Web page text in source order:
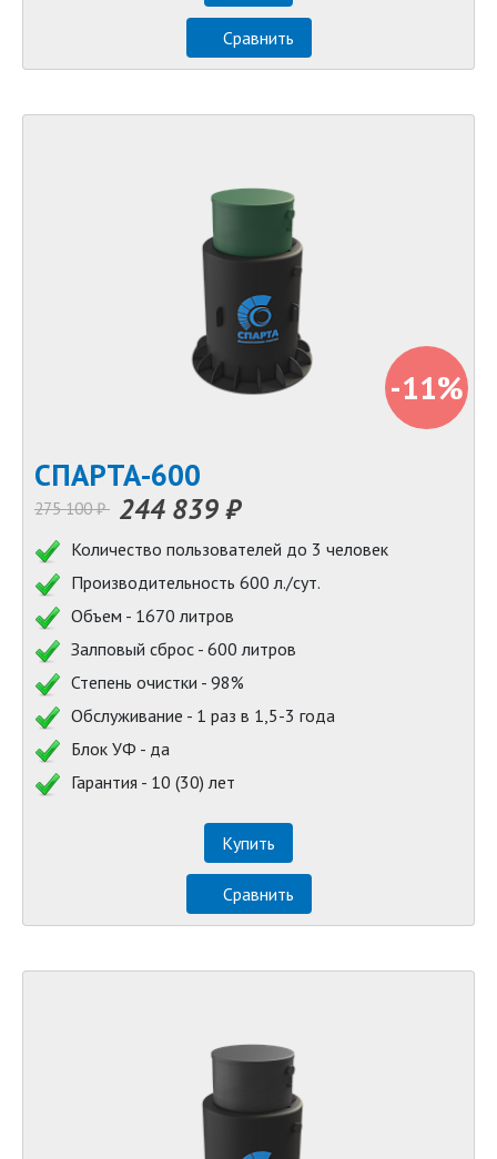
Сравнить
-11%
СПАРТА-600
275 100 ₽ 244 839 ₽
Количество пользователей до 3 человек
Производительность 600 л./сут.
Объем - 1670 литров
Залповый сброс - 600 литров
Степень очистки - 98%
Обслуживание - 1 раз в 1,5-3 года
Блок УФ - да
Гарантия - 10 (30) лет
Купить
Сравнить